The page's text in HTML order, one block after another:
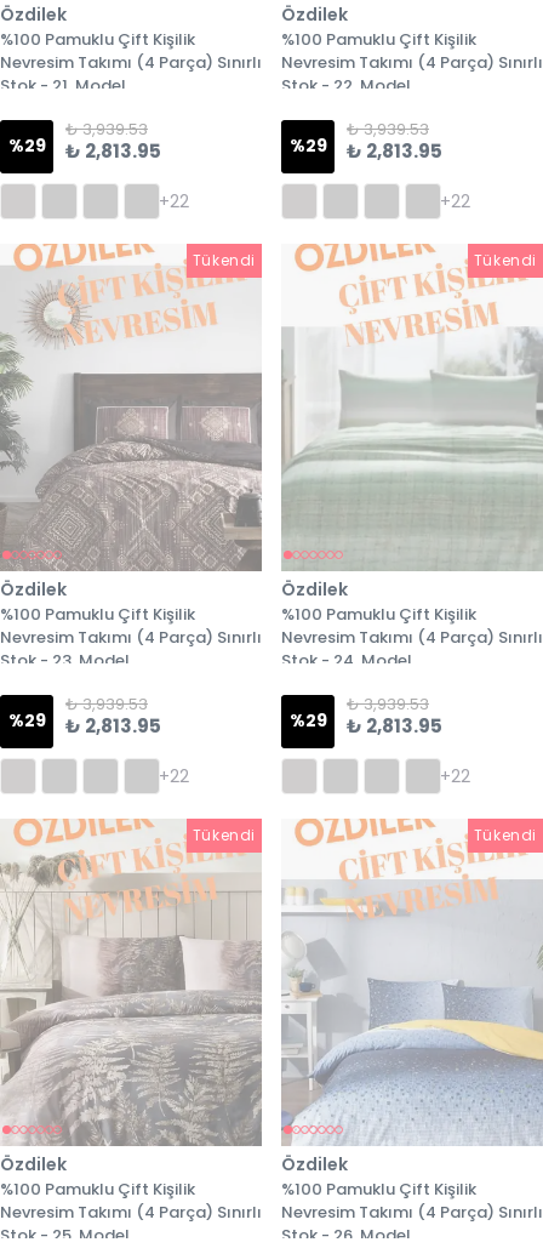
Özdilek
%100 Pamuklu Çift Kişilik
Nevresim Takımı (4 Parça) Sınırlı
Stok - 21. Model
%29
₺ 3,939.53
₺ 2,813.95
+22
Özdilek
%100 Pamuklu Çift Kişilik
Nevresim Takımı (4 Parça) Sınırlı
Stok - 22. Model
%29
₺ 3,939.53
₺ 2,813.95
+22
Tükendi Tükendi
Özdilek
%100 Pamuklu Çift Kişilik
Nevresim Takımı (4 Parça) Sınırlı
Stok - 23. Model
%29
₺ 3,939.53
₺ 2,813.95
+22
Tükendi
Özdilek
%100 Pamuklu Çift Kişilik
Nevresim Takımı (4 Parça) Sınırlı
Stok - 24. Model
%29
₺ 3,939.53
₺ 2,813.95
+22
Tükendi Tükendi
Özdilek
%100 Pamuklu Çift Kişilik
Nevresim Takımı (4 Parça) Sınırlı
Stok - 25. Model
Tükendi
Özdilek
%100 Pamuklu Çift Kişilik
Nevresim Takımı (4 Parça) Sınırlı
Stok - 26. Model